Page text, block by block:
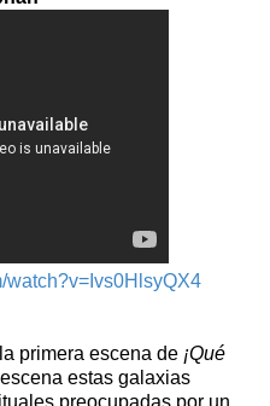
watch?v=Ivs0HlsyQX4
primera escena de ¡Qué
estas galaxias
preocupadas por un